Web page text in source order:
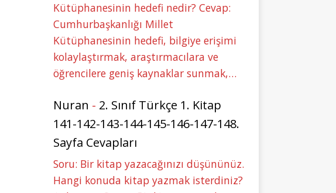
Kütüphanesinin hedefi nedir? Cevap:
Cumhurbaşkanlığı Millet
Kütüphanesinin hedefi, bilgiye erişimi
kolaylaştırmak, araştırmacılara ve
öğrencilere geniş kaynaklar sunmak,…
Nuran - 2. Sınıf Türkçe 1. Kitap
141-142-143-144-145-146-147-148.
Sayfa Cevapları
Soru: Bir kitap yazacağınızı düşününüz.
Hangi konuda kitap yazmak isterdiniz?